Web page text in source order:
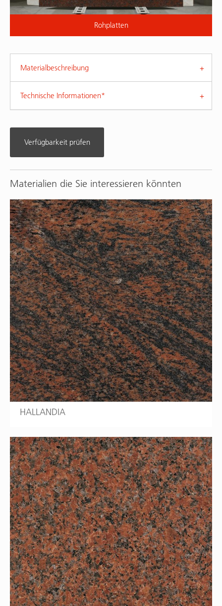
Rohplatten
Materialbeschreibung
Technische Informationen*
Verfügbarkeit prüfen
Materialien die Sie interessieren könnten
HALLANDIA